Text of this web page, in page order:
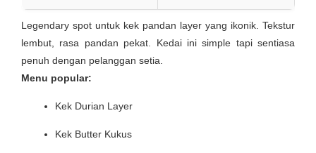
Legendary spot untuk kek pandan layer yang ikonik. Tekstur
lembut, rasa pandan pekat. Kedai ini simple tapi sentiasa
penuh dengan pelanggan setia.
Menu popular:
Kek Durian Layer
Kek Butter Kukus